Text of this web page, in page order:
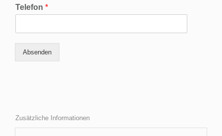
Telefon *
Absenden
Zusätzliche Informationen